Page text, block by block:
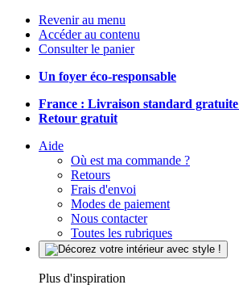
Revenir au menu
Accéder au contenu
Consulter le panier
Un foyer éco-responsable
France : Livraison standard gratuite
Retour gratuit
Aide
Où est ma commande ?
Retours
Frais d'envoi
Modes de paiement
Nous contacter
Toutes les rubriques
Plus d'inspiration